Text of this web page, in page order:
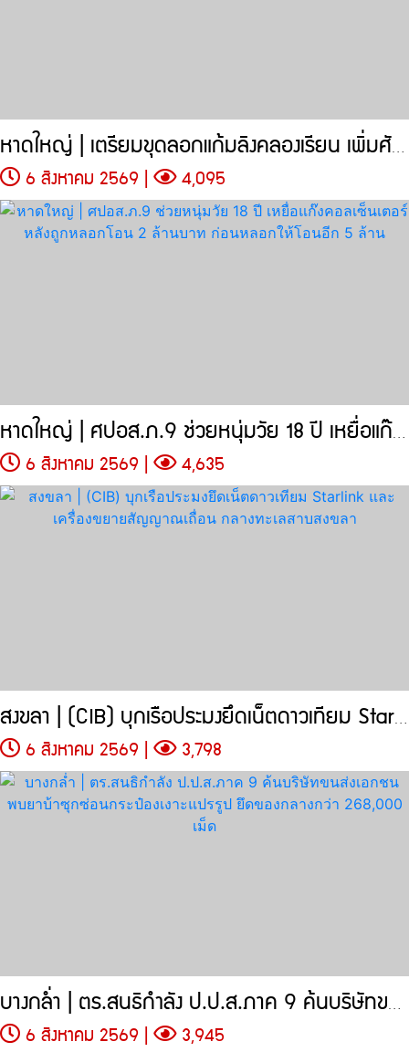
หาดใหญ่ | เตรียมขุดลอกแก้มลิงคลองเรียน เพิ่มศักยภาพกักเก็บน้ำ
6 สิงหาคม 2569 | 4,095
หาดใหญ่ | ศปอส.ภ.9 ช่วยหนุ่มวัย 18 ปี เหยื่อแก๊งคอลเซ็นเตอร์
6 สิงหาคม 2569 | 4,635
สงขลา | (CIB) บุกเรือประมงยึดเน็ตดาวเทียม Starlink
6 สิงหาคม 2569 | 3,798
บางกล่ำ | ตร.สนธิกำลัง ป.ป.ส.ภาค 9 ค้นบริษัทขนส่งเอกชน
6 สิงหาคม 2569 | 3,945